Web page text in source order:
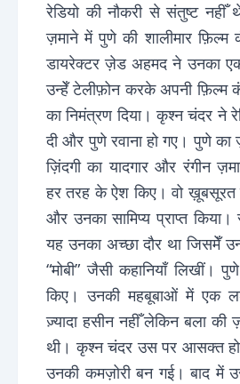
रेडियो की नौकरी से संतुष्ट
ज़माने में पुणे की शालीमार
डायरेक्टर ज़ेड अहमद ने उनका
उन्हेँ टेलीफ़ोन करके अपनी फ़िल्म
का निमंत्रण दिया। कृश्न चंदर ने
दी और पुणे रवाना हो गए। पुणे का
ज़िंदगी का यादगार और रंगीन
हर तरह के ऐश किए। वो ख़ूबसूरत
और उनका सामिप्य प्राप्त
यह उनका अच्छा दौर था जिसमेँ
“मोबी” जैसी कहानियाँ लिखीं।
किए। उनकी महबूबाओं में एक
ज़्यादा हसीन नहीँ लेकिन बला
थी। कृश्न चंदर उस पर आसक्त हो
उनकी कमज़ोरी बन गई। बाद में